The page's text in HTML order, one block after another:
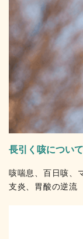
長引く咳について
咳喘息、百日咳、
支炎、胃酸の逆流